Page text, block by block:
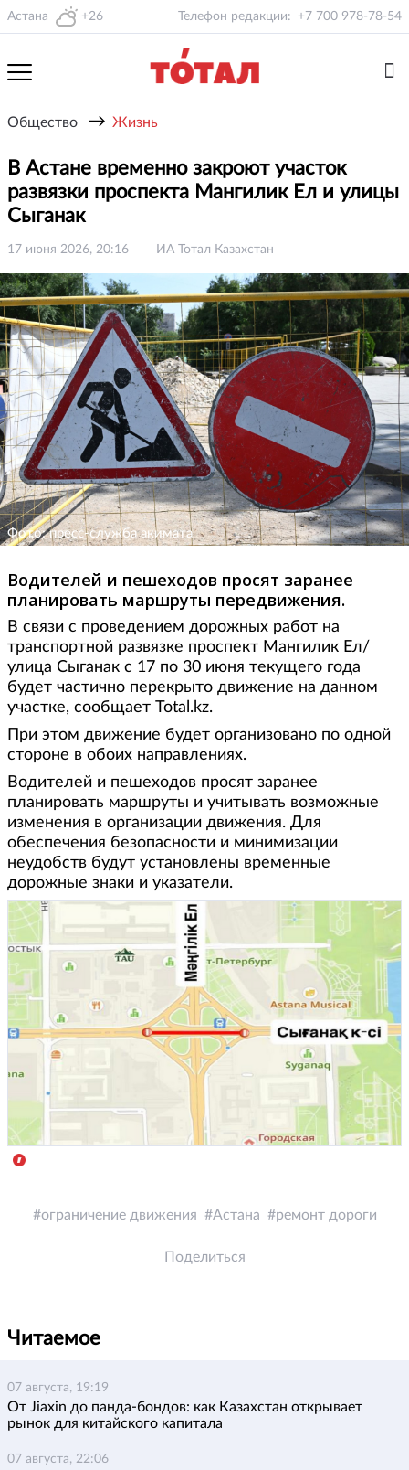
Астана +26 Телефон редакции: +7 700 978-78-54
Общество → Жизнь
В Астане временно закроют участок
развязки проспекта Мангилик Ел и улицы
Сыганак
17 июня 2026, 20:16 ИА Тотал Казахстан
Фото: пресс-служба акимата
Водителей и пешеходов просят заранее
планировать маршруты передвижения.
В связи с проведением дорожных работ на
транспортной развязке проспект Мангилик Ел/
улица Сыганак с 17 по 30 июня текущего года
будет частично перекрыто движение на данном
участке, сообщает Total.kz.
При этом движение будет организовано по одной
стороне в обоих направлениях.
Водителей и пешеходов просят заранее
планировать маршруты и учитывать возможные
изменения в организации движения. Для
обеспечения безопасности и минимизации
неудобств будут установлены временные
дорожные знаки и указатели.
ограничение движения Астана ремонт дороги
Поделиться
Читаемое
07 августа, 19:19
От Jiaxin до панда-бондов: как Казахстан открывает
рынок для китайского капитала
07 августа, 22:06